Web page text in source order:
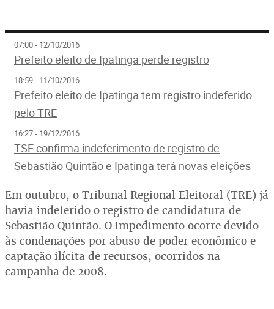
07:00 - 12/10/2016
Prefeito eleito de Ipatinga perde registro
18:59 - 11/10/2016
Prefeito eleito de Ipatinga tem registro indeferido
pelo TRE
16:27 - 19/12/2016
TSE confirma indeferimento de registro de
Sebastião Quintão e Ipatinga terá novas eleições
Em outubro, o Tribunal Regional Eleitoral (TRE) já
havia indeferido o registro de candidatura de
Sebastião Quintão. O impedimento ocorre devido
às condenações por abuso de poder econômico e
captação ilícita de recursos, ocorridos na
campanha de 2008.